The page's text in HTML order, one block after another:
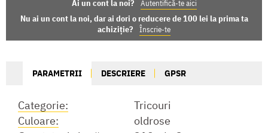
Ai un cont la noi? Autentifică-te aici
Nu ai un cont la noi, dar ai dori o reducere de 100 lei la prima ta
achiziție?
Înscrie-te
PARAMETRII DESCRIERE GPSR
Categorie:
Tricouri
Culoare:
oldrose